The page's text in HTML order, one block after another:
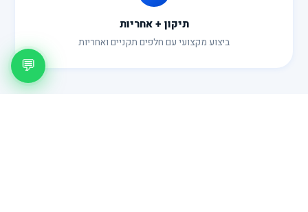
תיקון + אחריות
ביצוע מקצועי עם חלפים תקניים ואחריות
💬